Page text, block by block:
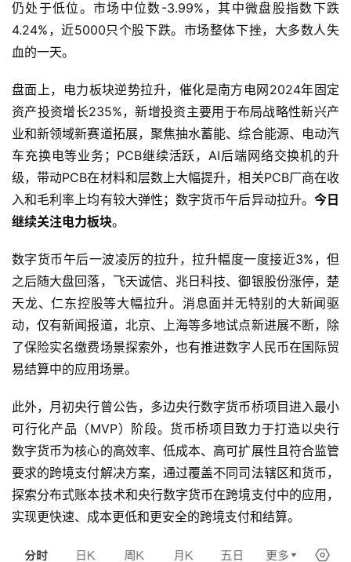
首
页
财
商
仍处于低位。市场中位数-3.99%，其中微盘股指数下跌
4.24%，近5000只个股下跌。市场整体下挫，大多数人失
血的一天。
盘面上，电力板块逆势拉升，催化是南方电网2024年固定
资产投资增长235%，新增投资主要用于布局战略性新兴产
业和新领域新赛道拓展，聚焦抽水蓄能、综合能源、电动汽
车充换电等业务；PCB继续活跃，AI后端网络交换机的升
级，带动PCB在材料和层数上大幅提升，相关PCB厂商在收
入和毛利率上均有较大弹性；数字货币午后异动拉升。 今日
继续关注电力板块。
数字货币午后一波凌厉的拉升，拉升幅度一度接近3%，但
之后随大盘回落，飞天诚信、兆日科技、御银股份涨停，楚
天龙、仁东控股等大幅拉升。消息面并无特别的大新闻驱
动，仅有新闻报道，北京、上海等多地试点新进展不断，除
了保险实名缴费场景探索外，也有推进数字人民币在国际贸
易结算中的应用场景。
此外，月初央行曾公告，多边央行数字货币桥项目进入最小
可行化产品（MVP）阶段。货币桥项目致力于打造以央行
数字货币为核心的高效率、低成本、高可扩展性且符合监管
要求的跨境支付解决方案，通过覆盖不同司法辖区和货币，
探索分布式账本技术和央行数字货币在跨境支付中的应用，
实现更快速、成本更低和更安全的跨境支付和结算。